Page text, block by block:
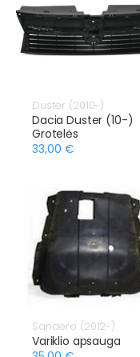
Duster (2010-)
Dacia Duster (10-)
Grotelės
33,00 €
Sandero (2012-)
Variklio apsauga